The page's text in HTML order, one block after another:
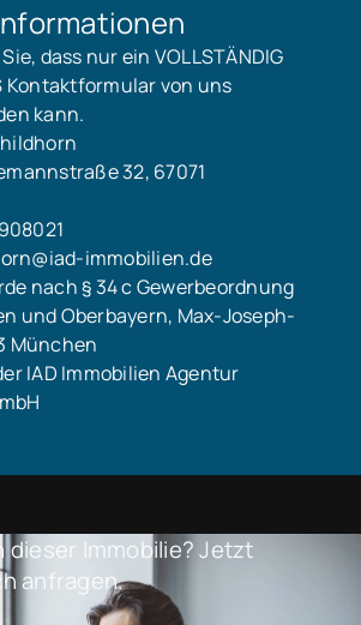
dass nur ein VOLLSTÄNDIG
Kontaktformular von uns
kann.
32, 67071
immobilien.de
nach § 34 c Gewerbeordnung
und Oberbayern, Max-Joseph-
München
IAD Immobilien Agentur
dieser Immobilie? Jetzt
anfragen.